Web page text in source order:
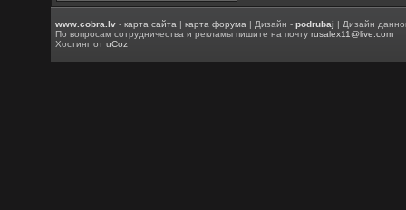
www.cobra.lv -карта сайта |карта форума | Дизайн -podrubaj | Дизайн
По вопросам сотрудничества и рекламы пишите на почтуrusalex11@live.com
Хостинг отuCoz